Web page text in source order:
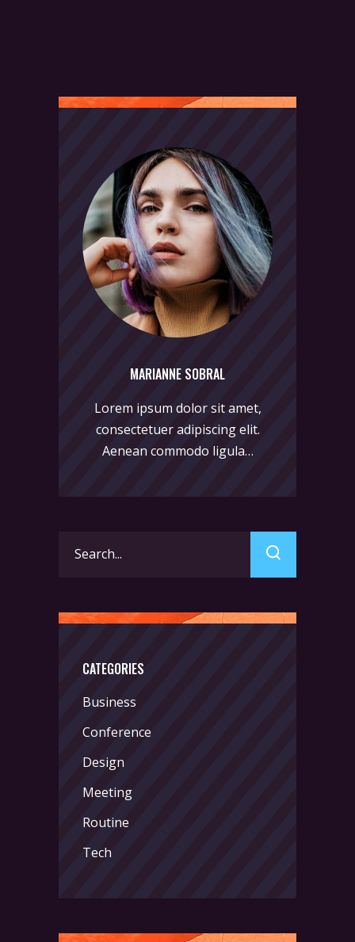
MARIANNE SOBRAL
Lorem ipsum dolor sit amet,
consectetuer adipiscing elit.
Aenean commodo ligula…
for:
CATEGORIES
Business
Conference
Design
Meeting
Routine
Tech